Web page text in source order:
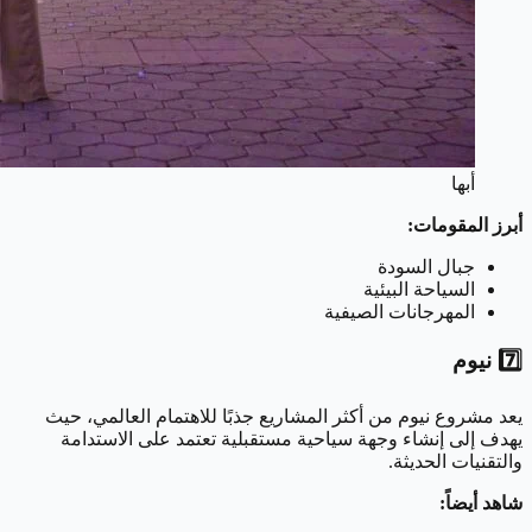
أبها
أبرز المقومات:
جبال السودة
السياحة البيئية
المهرجانات الصيفية
7️⃣ نيوم
يعد مشروع نيوم من أكثر المشاريع جذبًا للاهتمام العالمي، حيث
يهدف إلى إنشاء وجهة سياحية مستقبلية تعتمد على الاستدامة
والتقنيات الحديثة.
شاهد أيضاً: